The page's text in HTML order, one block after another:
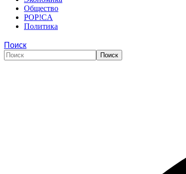
Общество
POP!CA
Политика
Поиск